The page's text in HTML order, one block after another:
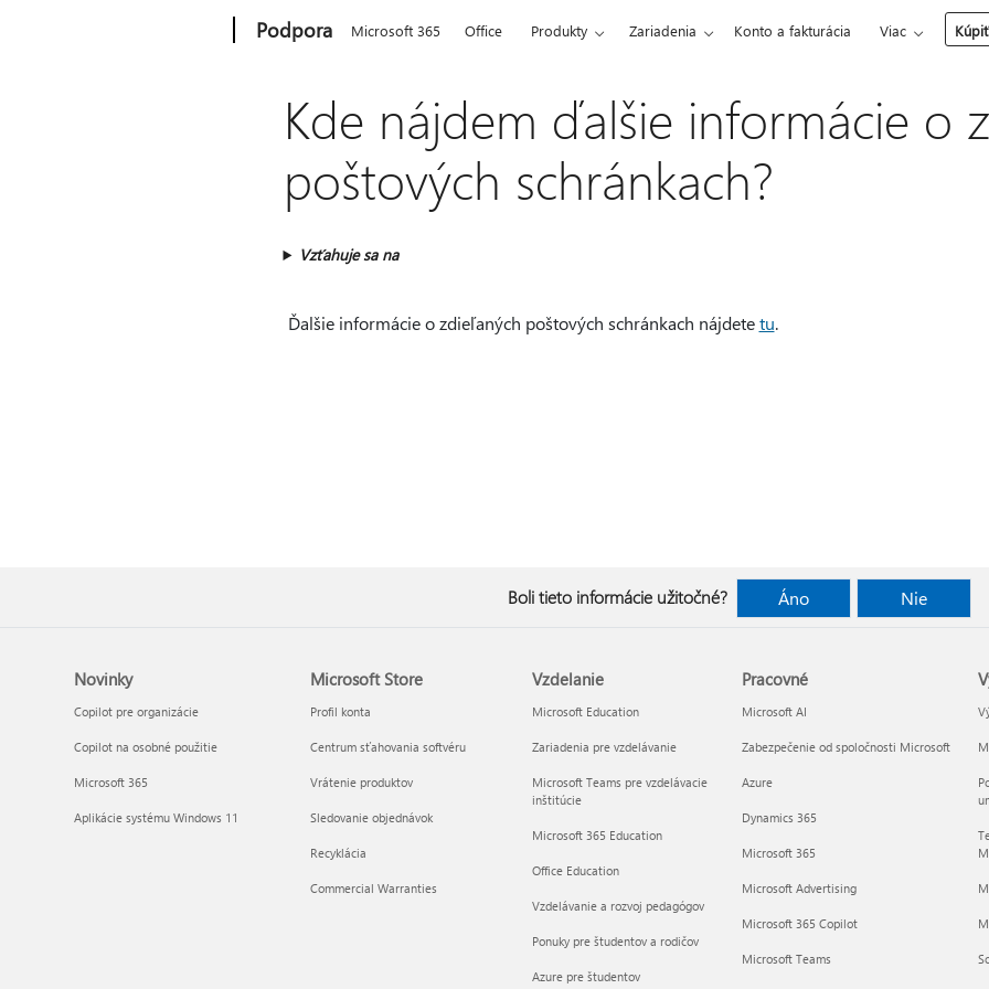
Podpora Microsoft 365 Office Produkty Zariadenia Konto a fakturácia Viac
Kde nájdem ďalšie informácie o
poštových schránkach?
Vzťahuje sa na
Ďalšie informácie o zdieľaných poštových schránkach nájdetetu.
Boli tieto informácie užitočné? Áno Nie
Novinky
Copilot pre organizácie
Copilot na osobné použitie
Microsoft 365
Aplikácie systému Windows 11
Microsoft Store
Profil konta
Centrum sťahovania softvéru
Vrátenie produktov
Sledovanie objednávok
Recyklácia
Commercial Warranties
Vzdelanie
Microsoft Education
Zariadenia pre vzdelávanie
Microsoft Teams pre vzdelávacie
inštitúcie
Microsoft 365 Education
Office Education
Vzdelávanie a rozvoj pedagógov
Ponuky pre študentov a rodičov
Azure pre študentov
Pracovné
Microsoft AI
Zabezpečenie od spoločnosti Microsoft
Azure
Dynamics 365
Microsoft 365
Microsoft Advertising
Microsoft 365 Copilot
Microsoft Teams